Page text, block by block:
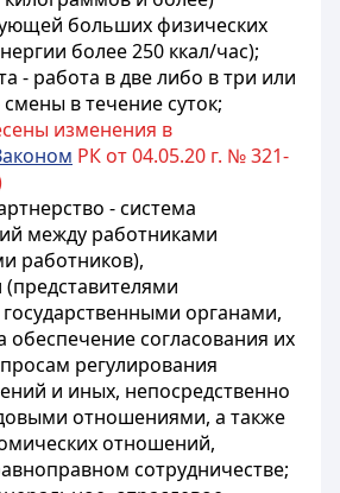
больших физических
более 250 ккал/час);
- работа в две либо в три или
в течение суток;
изменения в
РК от 04.05.20 г. № 321-
- система
между работниками
работников),
органами,
обеспечение согласования их
регулирования
и иных, непосредственно
отношениями, а также
отношений,
сотрудничестве;